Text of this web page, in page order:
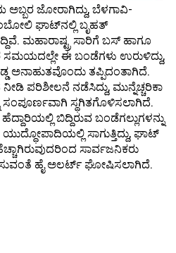
ಜೋರಾಗಿದ್ದು, ಬೆಳಗಾವಿ-
ಘಾಟ್‌ನಲ್ಲಿ ಬೃಹತ್
ಮಹಾರಾಷ್ಟ್ರ ಸಾರಿಗೆ ಬಸ್ ಹಾಗೂ
ಸಮಯದಲ್ಲೇ ಈ ಬಂಡೆಗಳು ಉರುಳಿದ್ದು,
ಅನಾಹುತವೊಂದು ತಪ್ಪಿದಂತಾಗಿದೆ.
ಪರಿಶೀಲನೆ ನಡೆಸಿದ್ದು, ಮುನ್ನೆಚ್ಚರಿಕಾ
ಸಂಪೂರ್ಣವಾಗಿ ಸ್ಥಗಿತಗೊಳಿಸಲಾಗಿದೆ.
ಬಿದ್ದಿರುವ ಬಂಡೆಗಲ್ಲುಗಳನ್ನು
ಸಾಗುತ್ತಿದ್ದು, ಘಾಟ್
ಸಾರ್ವಜನಿಕರು
ಹೈ ಅಲರ್ಟ್ ಘೋಷಿಸಲಾಗಿದೆ.